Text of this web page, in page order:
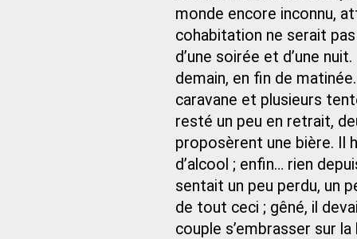
monde encore inconnu,
cohabitation ne serait
d’une soirée et d’une
demain, en fin de
caravane et plusieurs
resté un peu en retrait,
proposèrent une bière. Il
d’alcool ; enfin… rien
sentait un peu perdu, un
de tout ceci ; gêné, il
couple s’embrasser sur